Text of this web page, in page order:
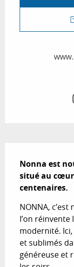
Nonna est
situé au cœur
centenaires.
NONNA,
l’on
modernité.
et sublimés
généreuse et